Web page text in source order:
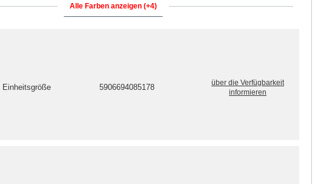
Alle Farben anzeigen (+4)
Einheitsgröße 5906694085178
über die Verfügbarkeit
informieren